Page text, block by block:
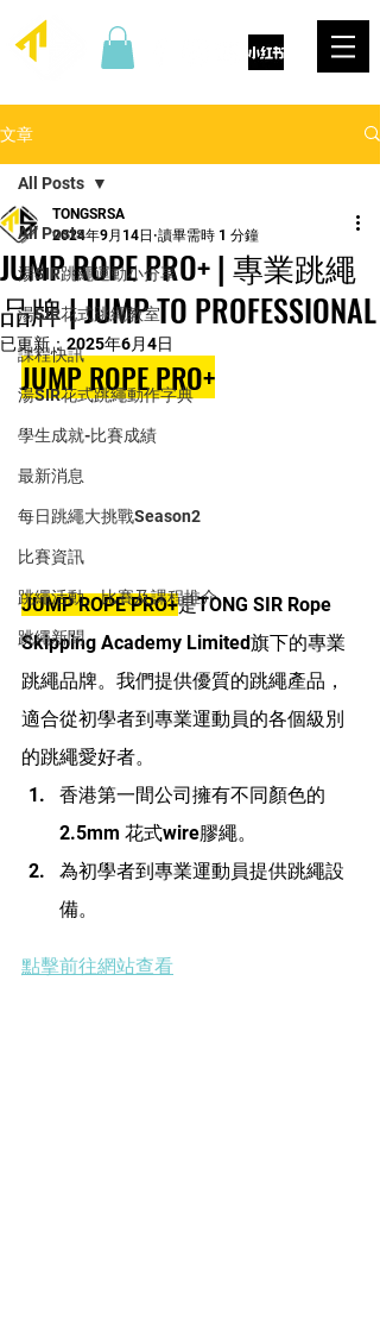
文章
All Posts
湯SIR跳繩運動小分享
湯SIR花式跳繩教室
課程快訊
湯SIR花式跳繩動作字典
學生成就-比賽成績
最新消息
每日跳繩大挑戰Season2
比賽資訊
跳繩活動、比賽及課程推介
跳繩新聞
All Posts
JUMP ROPE PRO+ | 專業跳繩
品牌 | JUMP TO PROFESSIONAL
TONGSRSA
2024年9月14日 讀畢需時 1 分鐘
已更新： 2025年6月4日
JUMP ROPE PRO+
JUMP ROPE PRO+是TONG SIR Rope
Skipping Academy Limited旗下的專業
跳繩品牌。我們提供優質的跳繩產品，
適合從初學者到專業運動員的各個級別
的跳繩愛好者。
香港第一間公司擁有不同顏色的
2.5mm 花式wire膠繩。
為初學者到專業運動員提供跳繩設
備。
點擊前往網站查看